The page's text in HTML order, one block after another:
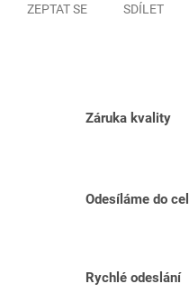
ZEPTAT SE SDÍLET
Záruka kvality
Odesíláme do
Rychlé odeslání